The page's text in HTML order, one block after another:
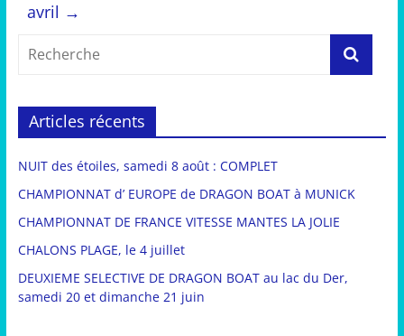
avril →
Articles récents
NUIT des étoiles, samedi 8 août : COMPLET
CHAMPIONNAT d’ EUROPE de DRAGON BOAT à MUNICK
CHAMPIONNAT DE FRANCE VITESSE MANTES LA JOLIE
CHALONS PLAGE, le 4 juillet
DEUXIEME SELECTIVE DE DRAGON BOAT au lac du Der,
samedi 20 et dimanche 21 juin